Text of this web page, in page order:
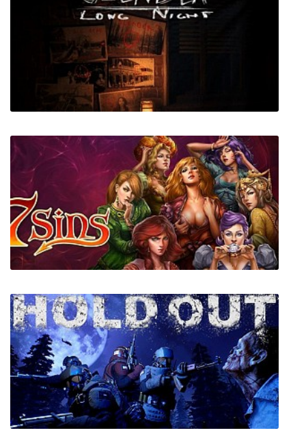
Asgard's Wrath
Slender Long Night
7 Sins